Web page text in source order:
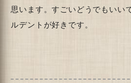
思います。すごいどうでもいい
ルデントが好きです。